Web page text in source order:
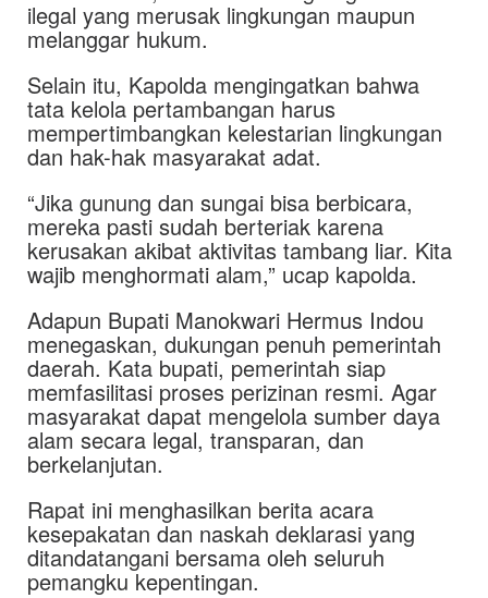
ilegal yang merusak lingkungan maupun
melanggar hukum.
Selain itu, Kapolda mengingatkan bahwa
tata kelola pertambangan harus
mempertimbangkan kelestarian lingkungan
dan hak-hak masyarakat adat.
“Jika gunung dan sungai bisa berbicara,
mereka pasti sudah berteriak karena
kerusakan akibat aktivitas tambang liar. Kita
wajib menghormati alam,” ucap kapolda.
Adapun Bupati Manokwari Hermus Indou
menegaskan, dukungan penuh pemerintah
daerah. Kata bupati, pemerintah siap
memfasilitasi proses perizinan resmi. Agar
masyarakat dapat mengelola sumber daya
alam secara legal, transparan, dan
berkelanjutan.
Rapat ini menghasilkan berita acara
kesepakatan dan naskah deklarasi yang
ditandatangani bersama oleh seluruh
pemangku kepentingan.